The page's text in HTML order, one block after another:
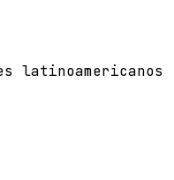
latinoamericanos